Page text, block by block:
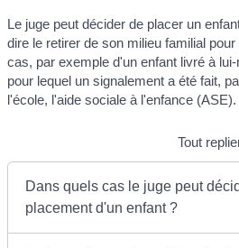
Le juge peut décider de placer un
dire le retirer de son milieu familial pour
cas, par exemple d'un enfant livré à
pour lequel un signalement a été fait,
l'école, l'aide sociale à l'enfance (ASE).
Tout
Dans quels cas le juge peut
placement d'un enfant ?